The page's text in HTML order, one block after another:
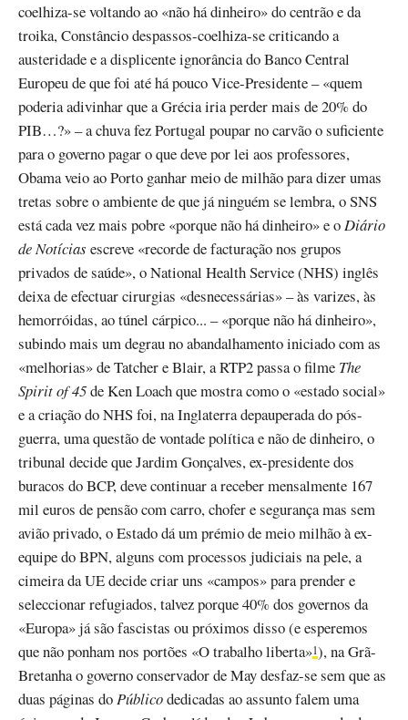
coelhiza-se voltando ao «não há dinheiro» do centrão e da
troika, Constâncio despassos-coelhiza-se criticando a
austeridade e a displicente ignorância do Banco Central
Europeu de que foi até há pouco Vice-Presidente – «quem
poderia adivinhar que a Grécia iria perder mais de 20% do
PIB…?» – a chuva fez Portugal poupar no carvão o suficiente
para o governo pagar o que deve por lei aos professores,
Obama veio ao Porto ganhar meio de milhão para dizer umas
tretas sobre o ambiente de que já ninguém se lembra, o SNS
está cada vez mais pobre «porque não há dinheiro» e oDiário
de Notícias escreve «recorde de facturação nos grupos
privados de saúde», o National Health Service (NHS) inglês
deixa de efectuar cirurgias «desnecessárias» – às varizes, às
hemorróidas, ao túnel cárpico... – «porque não há dinheiro»,
subindo mais um degrau no abandalhamento iniciado com as
«melhorias» de Tatcher e Blair, a RTP2 passa o filme The
Spirit of 45de Ken Loach que mostra como o «estado social»
e a criação do NHS foi, na Inglaterra depauperada do pós-
guerra, uma questão de vontade política e não de dinheiro, o
tribunal decide que Jardim Gonçalves, ex-presidente dos
buracos do BCP, deve continuar a receber mensalmente 167
mil euros de pensão com carro, chofer e segurança mas sem
avião privado, o Estado dá um prémio de meio milhão à ex-
equipe do BPN, alguns com processos judiciais na pele, a
cimeira da UE decide criar uns «campos» para prender e
seleccionar refugiados, talvez porque 40% dos governos da
«Europa» já são fascistas ou próximos disso (e esperemos
que não ponham nos portões «O trabalho liberta»1), na Grã-
Bretanha o governo conservador de May desfaz-se sem que as
duas páginas doPúblicodedicadas ao assunto falem uma